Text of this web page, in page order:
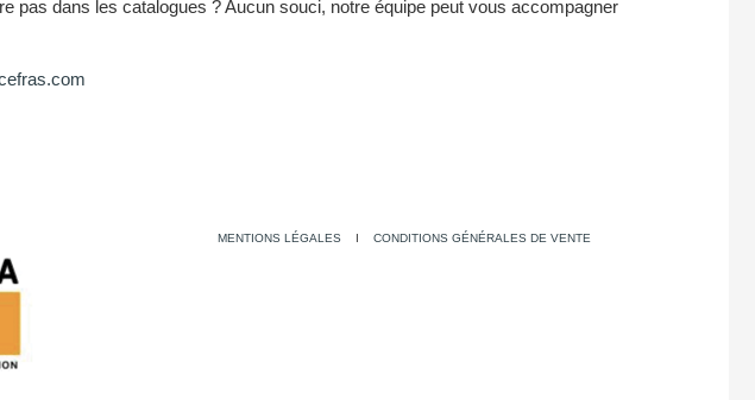
pas dans les catalogues ? Aucun souci, notre équipe peut vous accompagner
MENTIONS LÉGALES I CONDITIONS GÉNÉRALES DE VENTE